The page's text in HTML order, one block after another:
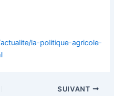
la-politique-agricole-
SUIVANT